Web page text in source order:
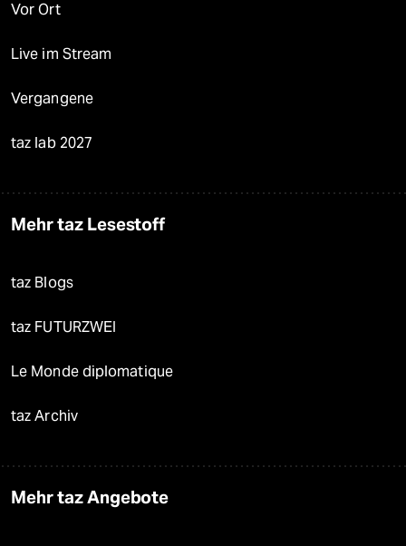
Vor Ort
Live im Stream
Vergangene
taz lab 2027
Mehr taz Lesestoff
taz Blogs
taz FUTURZWEI
Le Monde diplomatique
taz Archiv
Mehr taz Angebote